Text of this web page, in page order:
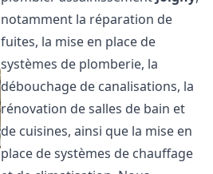
notamment la réparation de
fuites, la mise en place de
systèmes de plomberie, la
débouchage de canalisations, la
rénovation de salles de bain et
de cuisines, ainsi que la mise en
place de systèmes de chauffage